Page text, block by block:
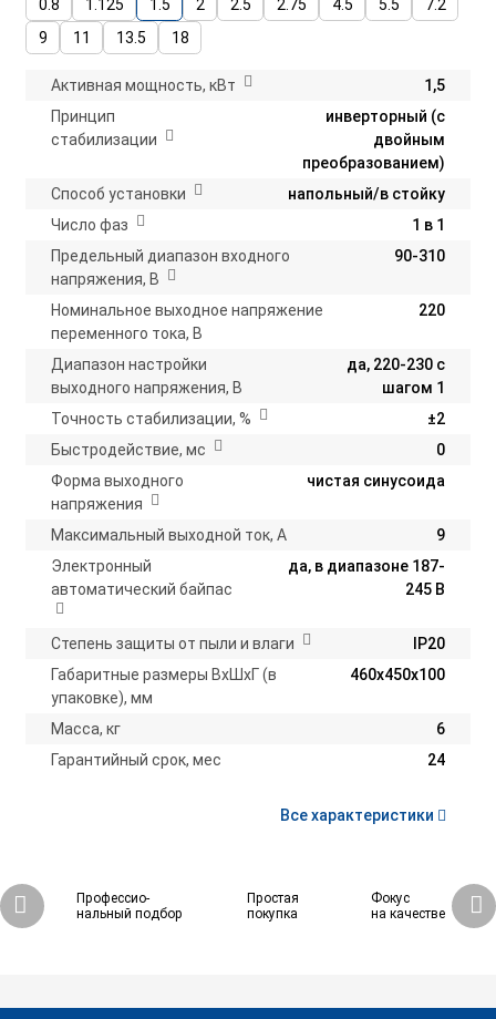
0.8
1.125 1.5 2 2.5 2.75 4.5 5.5
7.2
9
11 13.5 18
Активная мощность, кВт
1,5
Принцип
стабилизации
инверторный (с
двойным
преобразованием)
Способ установки
напольный/в стойку
Число фаз
1 в 1
Предельный диапазон входного
напряжения, В
90-310
Номинальное выходное напряжение
переменного тока, В
220
Диапазон настройки
выходного напряжения, В
да, 220-230 с
шагом 1
Точность стабилизации, %
±2
Быстродействие, мс
0
Форма выходного
напряжения
чистая синусоида
Максимальный выходной ток, А
9
Электронный
автоматический байпас
да, в диапазоне 187-
245 В
Степень защиты от пыли и влаги
IP20
Габаритные размеры ВхШхГ (в
упаковке), мм
460х450х100
Масса, кг
6
Гарантийный срок, мес
24
Все характеристики
Профессио-
нальный подбор
Простая
покупка
Фокус
на качестве
27 390 ₽ Купить